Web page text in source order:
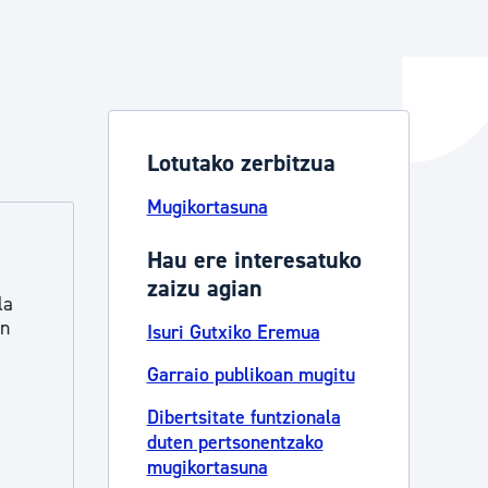
eta bizikidetzaLotutako zerbitzua
Mugikortasuna
Hau ere interesatuko
zaizu agian
Isuri Gutxiko Eremua
Garraio publikoan mugitu
Dibertsitate funtzionala
duten pertsonentzako
mugikortasuna